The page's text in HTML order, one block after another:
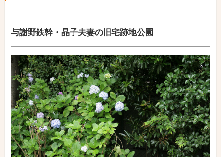
与謝野鉄幹・晶子夫妻の旧宅跡地公園